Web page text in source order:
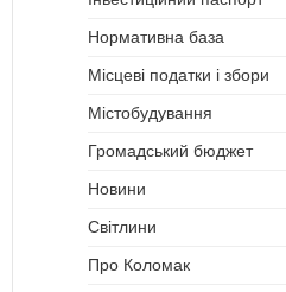
Нормативна база
Місцеві податки і збори
Містобудування
Громадський бюджет
Новини
Світлини
Про Коломак